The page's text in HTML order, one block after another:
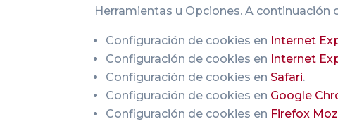
Herramientas u Opciones. A
Configuración de cookies en Internet
Configuración de cookies en Internet
Configuración de cookies enSafari.
Configuración de cookies en Google
Configuración de cookies en Firefox